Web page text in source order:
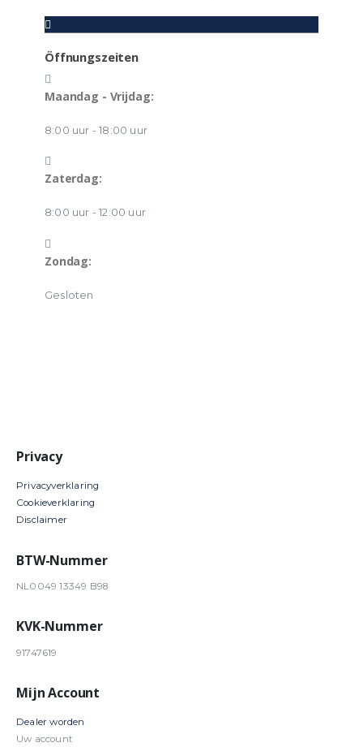
Öffnungszeiten
Maandag - Vrijdag:
8:00 uur - 18:00 uur
Zaterdag:
8:00 uur - 12:00 uur
Zondag:
Gesloten
Privacy
Privacyverklaring
Cookieverklaring
Disclaimer
BTW-Nummer
NL0049 13349 B98
KVK-Nummer
91747619
Mijn Account
Dealer worden
Uw account